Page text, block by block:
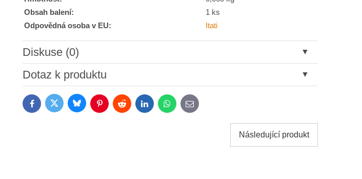
Obsah balení:
1 ks
Odpovědná osoba v EU:
Itati
Diskuse (0)
Nový komentář
Dotaz k produktu
FacebookTwitter BlueskyPinterestReddit LinkedInWhatsApp
E-
mail
Následující produkt